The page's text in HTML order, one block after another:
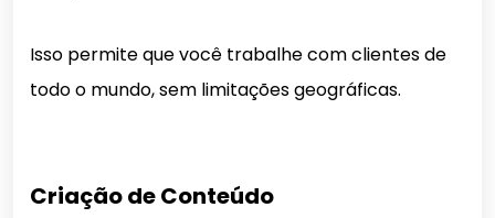
Isso permite que você trabalhe com clientes de
todo o mundo, sem limitações geográficas.
Criação de Conteúdo